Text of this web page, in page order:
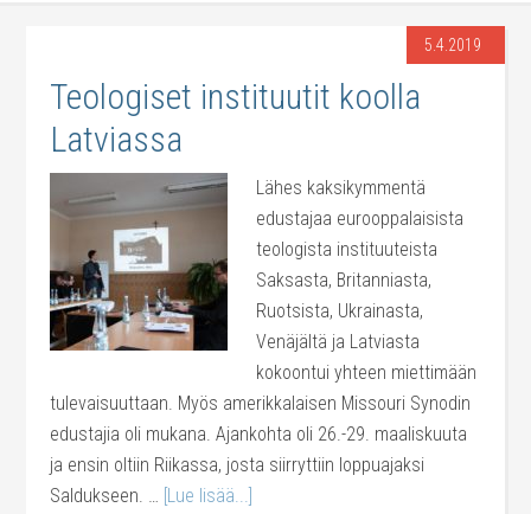
5.4.2019
Teologiset instituutit koolla
Latviassa
Lähes kaksikymmentä
edustajaa eurooppalaisista
teologista instituuteista
Saksasta, Britanniasta,
Ruotsista, Ukrainasta,
Venäjältä ja Latviasta
kokoontui yhteen miettimään
tulevaisuuttaan. Myös amerikkalaisen Missouri Synodin
edustajia oli mukana. Ajankohta oli 26.-29. maaliskuuta
ja ensin oltiin Riikassa, josta siirryttiin loppuajaksi
Saldukseen. … [Lue lisää...]